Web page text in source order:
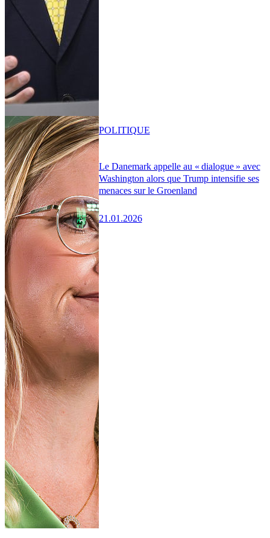
Le Danemark appelle au « dialogue » avec
Washington alors que Trump intensifie ses
menaces sur le Groenland
21.01.2026
POLITIQUE